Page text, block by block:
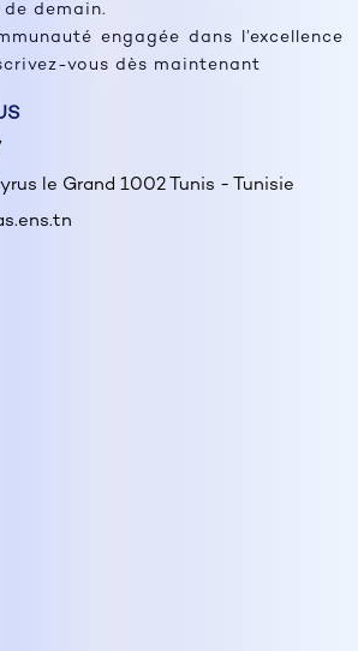
de demain.
engagée dans l’excellence
vous dès maintenant
le Grand 1002 Tunis - Tunisie